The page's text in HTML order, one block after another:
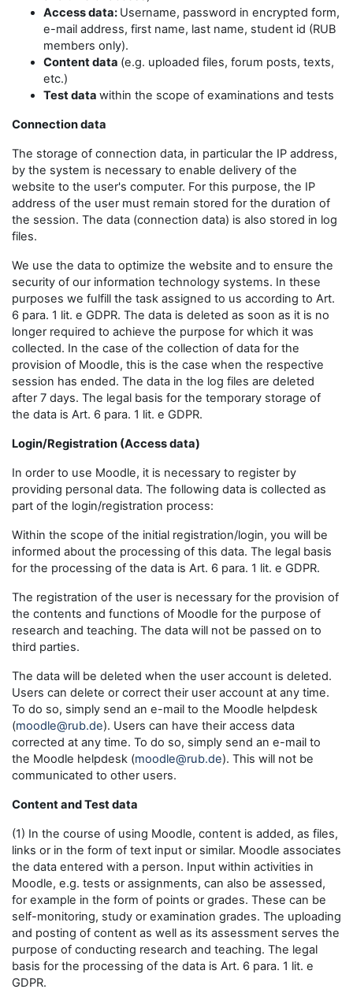
Access data: Username, password in encrypted form,
e-mail address, first name, last name, student id (RUB
members only).
Content data (e.g. uploaded files, forum posts, texts,
etc.)
Test data within the scope of examinations and tests
Connection data
The storage of connection data, in particular the IP address,
by the system is necessary to enable delivery of the
website to the user's computer. For this purpose, the IP
address of the user must remain stored for the duration of
the session. The data (connection data) is also stored in log
files.
We use the data to optimize the website and to ensure the
security of our information technology systems. In these
purposes we fulfill the task assigned to us according to Art.
6 para. 1 lit. e GDPR. The data is deleted as soon as it is no
longer required to achieve the purpose for which it was
collected. In the case of the collection of data for the
provision of Moodle, this is the case when the respective
session has ended. The data in the log files are deleted
after 7 days. The legal basis for the temporary storage of
the data is Art. 6 para. 1 lit. e GDPR.
Login/Registration (Access data)
In order to use Moodle, it is necessary to register by
providing personal data. The following data is collected as
part of the login/registration process:
Within the scope of the initial registration/login, you will be
informed about the processing of this data. The legal basis
for the processing of the data is Art. 6 para. 1 lit. e GDPR.
The registration of the user is necessary for the provision of
the contents and functions of Moodle for the purpose of
research and teaching. The data will not be passed on to
third parties.
The data will be deleted when the user account is deleted.
Users can delete or correct their user account at any time.
To do so, simply send an e-mail to the Moodle helpdesk
(moodle@rub.de). Users can have their access data
corrected at any time. To do so, simply send an e-mail to
the Moodle helpdesk (moodle@rub.de). This will not be
communicated to other users.
Content and Test data
(1) In the course of using Moodle, content is added, as files,
links or in the form of text input or similar. Moodle associates
the data entered with a person. Input within activities in
Moodle, e.g. tests or assignments, can also be assessed,
for example in the form of points or grades. These can be
self-monitoring, study or examination grades. The uploading
and posting of content as well as its assessment serves the
purpose of conducting research and teaching. The legal
basis for the processing of the data is Art. 6 para. 1 lit. e
GDPR.